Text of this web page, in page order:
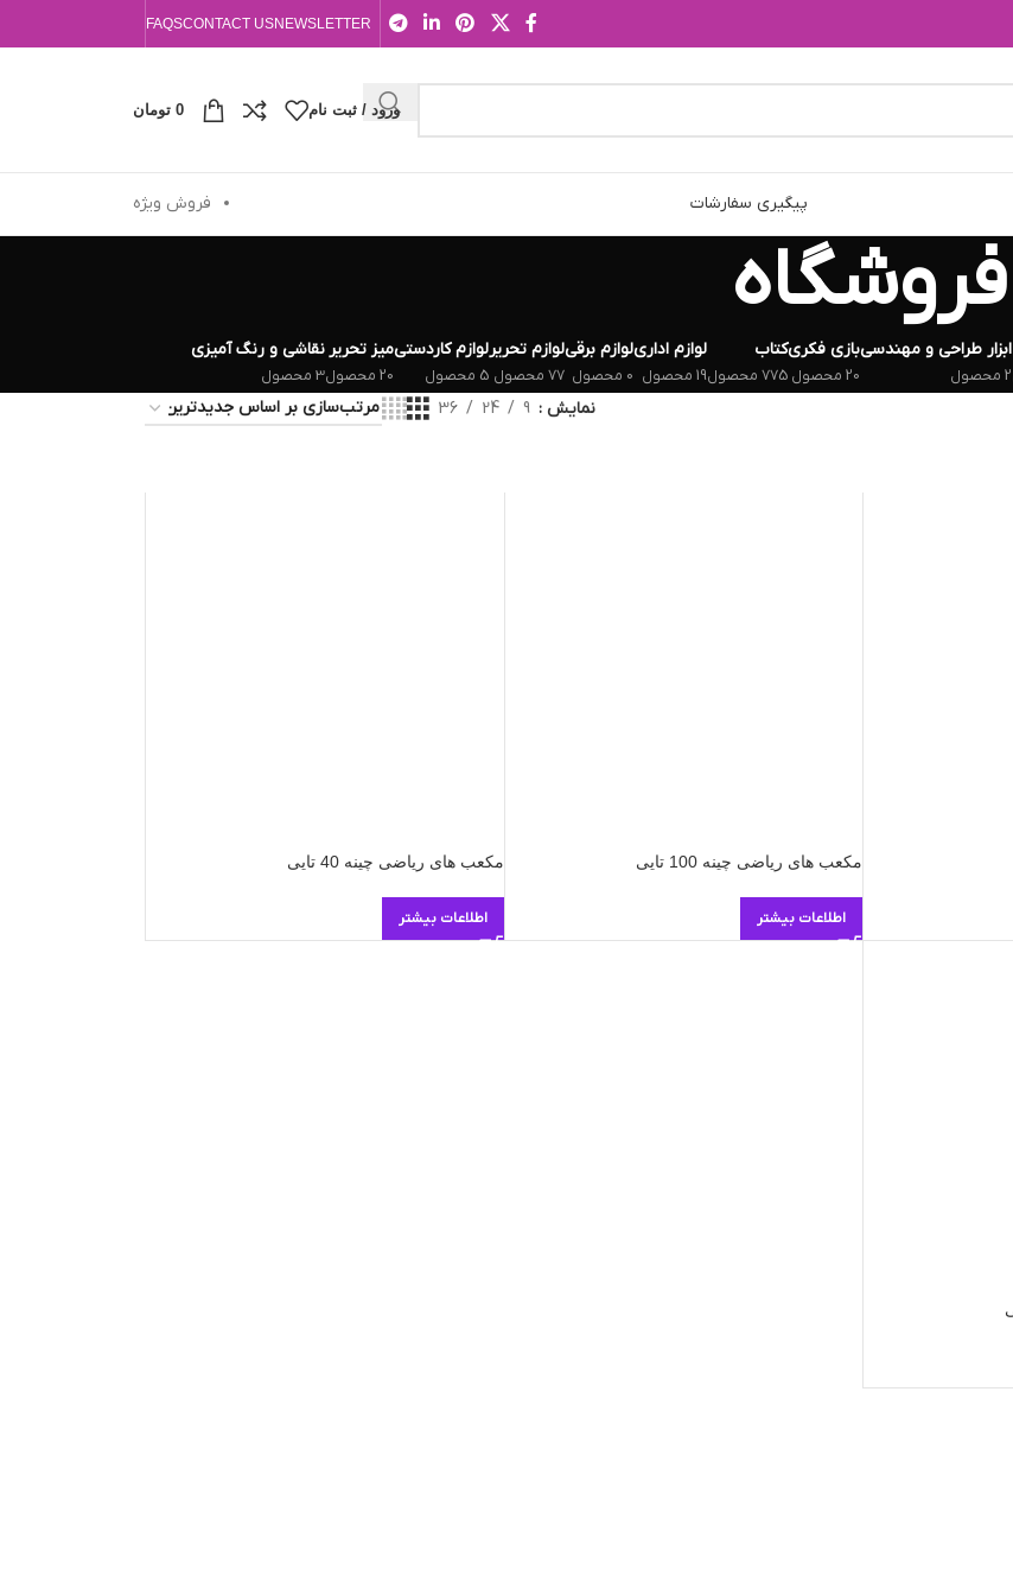
NEWSLETTER
CONTACT US
FAQS
ورود / ثبت نام 0 تومان
پیگیری سفارشات فروش ویژه
فروشگاه
ابزار طراحی و مهندسی
2 محصول
بازی فکری
20 محصول
کتاب
775 محصول
لوازم اداری
19 محصول
لوازم برقی
0 محصول
لوازم تحریر
77 محصول
لوازم کاردستی
5 محصول
میز تحریر
20 محصول
نقاشی و رنگ آمیزی
3 محصول
نمایش 9
24
36
مکعب های ریاضی چینه 100 تایی
اطلاعات بیشتر
مکعب های ریاضی چینه 40 تایی
اطلاعات بیشتر